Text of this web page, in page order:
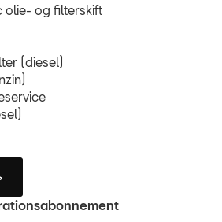
olie- og filterskift
(diesel)